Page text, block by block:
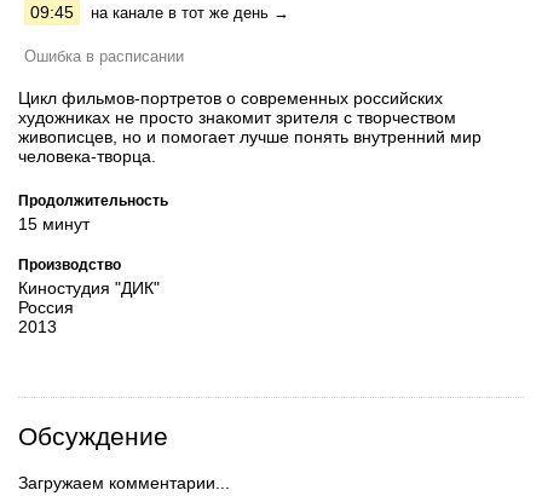
09:45 на канале в тот же день →
Ошибка в расписании
Цикл фильмов-портретов о современных российских
художниках не просто знакомит зрителя с творчеством
живописцев, но и помогает лучше понять внутренний мир
человека-творца.
Продолжительность
15 минут
Производство
Киностудия "ДИК"
Россия
2013
Обсуждение
Загружаем комментарии...